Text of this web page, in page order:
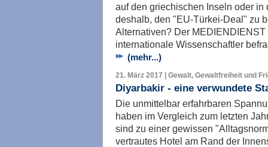
auf den griechischen Inseln oder in
deshalb, den "EU-Türkei-Deal" zu
Alternativen? Der
internationale Wissenschaftler
(mehr...)
21. März 2017 | Gewalt, Gewaltfreiheit und
Diyarbakir - eine verwundete
Die unmittelbar erfahrbaren
haben im Vergleich zum letzten
sind zu einer gewissen
vertrautes Hotel am Rand der